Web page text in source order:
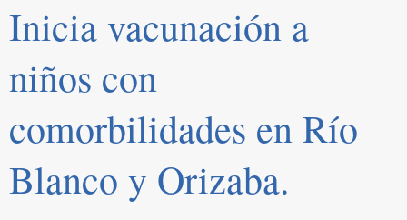
Inicia vacunación a
niños con
comorbilidades en Río
Blanco y Orizaba.